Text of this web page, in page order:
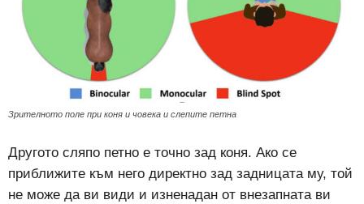
Зрителното поле при коня и човека и слепите петна
Другото сляпо петно е точно зад коня. Ако се
приближите към него директно зад задницата му, той
не може да ви види и изненадан от внезапната ви